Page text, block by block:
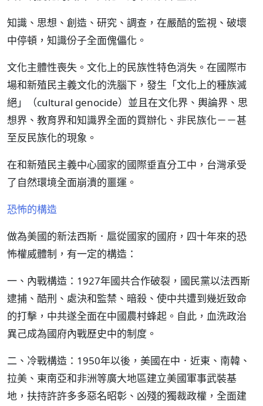
知識、思想、創造、研究、調查，在嚴酷的監視、破壞
中停頓，知識份子全面傀儡化。
文化主體性喪失。文化上的民族性特色消失。在國際市
場和新殖民主義文化的洗腦下，發生「文化上的種族滅
絕」（cultural genocide）並且在文化界、輿論界、思
想界、教育界和知識界全面的買辦化、非民族化－－甚
至反民族化的現象。
在和新殖民主義中心國家的國際垂直分工中，台灣承受
了自然環境全面崩潰的噩運。
恐怖的構造
做為美國的新法西斯．扈從國家的國府，四十年來的恐
怖權威體制，有一定的構造：
一、內戰構造：1927年國共合作破裂，國民黨以法西斯
逮捕、酷刑、處決和監禁、暗殺、使中共遭到幾近致命
的打擊，中共遂全面在中國農村蜂起。自此，血洗政治
異己成為國府內戰歷史中的制度。
二、冷戰構造：1950年以後，美國在中．近東、南韓、
拉美、東南亞和非洲等廣大地區建立美國軍事武裝基
地，扶持許許多多惡名昭彰、凶殘的獨裁政權，全面建